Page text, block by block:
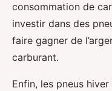
consommation de
investir dans des
faire gagner de
carburant.
Enfin, les pneus